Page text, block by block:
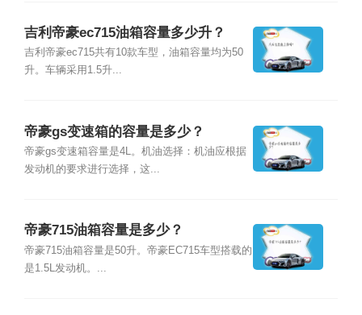
吉利帝豪ec715油箱容量多少升？
吉利帝豪ec715共有10款车型，油箱容量均为50
升。车辆采用1.5升...
帝豪gs变速箱的容量是多少？
帝豪gs变速箱容量是4L。机油选择：机油应根据
发动机的要求进行选择，这...
帝豪715油箱容量是多少？
帝豪715油箱容量是50升。帝豪EC715车型搭载的
是1.5L发动机。...